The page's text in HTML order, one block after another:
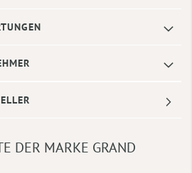
DER MARKE GRAND